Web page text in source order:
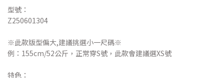
型號：
Z250601304
※此款版型偏大,建議挑選小一尺碼※
例：155cm/52公斤，正常穿S號，此款會建議選XS號
特色：